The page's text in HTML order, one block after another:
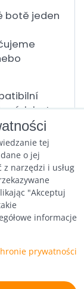
botě jeden
bot
produkt
tej
o jej
narzędzi i usług
"Akceptuj
informacje
prywatności